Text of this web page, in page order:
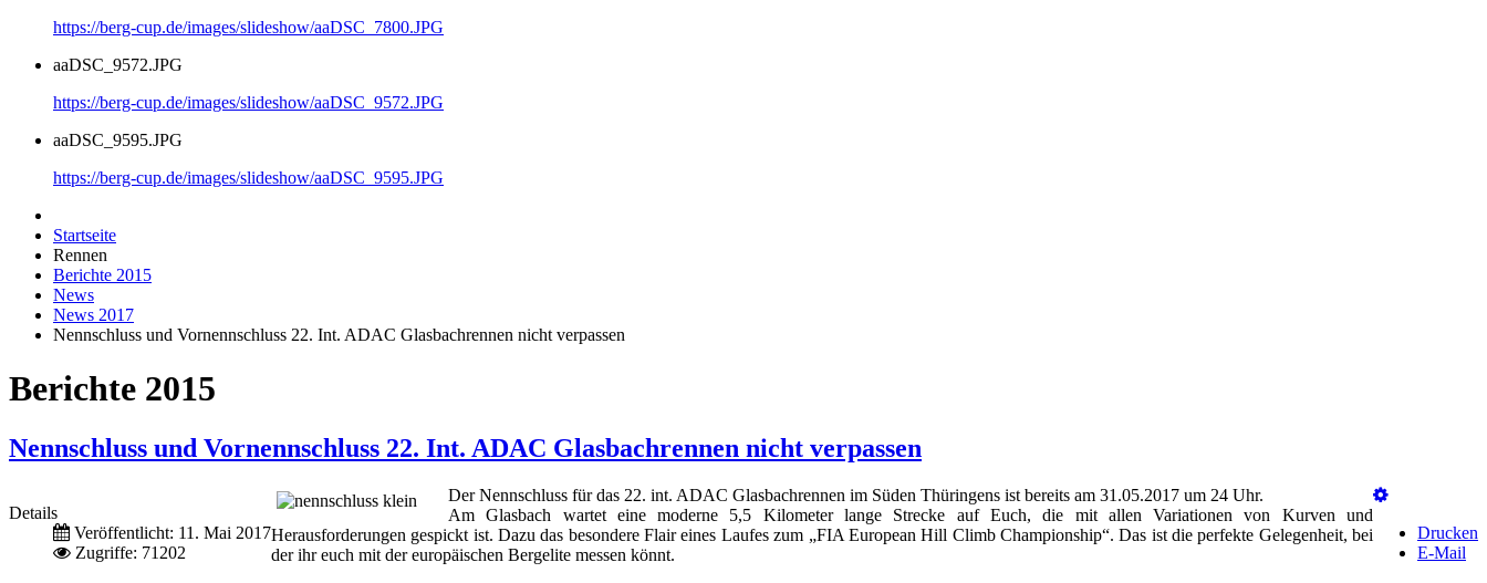
https://berg-cup.de/images/slideshow/aaDSC_7800.JPG
aaDSC_9572.JPG
https://berg-cup.de/images/slideshow/aaDSC_9572.JPG
aaDSC_9595.JPG
https://berg-cup.de/images/slideshow/aaDSC_9595.JPG
Startseite
Rennen
Berichte 2015
News
News 2017
Nennschluss und Vornennschluss 22. Int. ADAC Glasbachrennen nicht verpassen
Berichte 2015
Nennschluss und Vornennschluss 22. Int. ADAC Glasbachrennen nicht verpassen
Details
Veröffentlicht: 11. Mai 2017
Zugriffe: 71202
Drucken
E-Mail
Der Nennschluss für das 22. int. ADAC Glasbachrennen im Süden Thüringens ist bereits am 31.05.2017 um 24 Uhr.
Am Glasbach wartet eine moderne 5,5 Kilometer lange Strecke auf Euch, die mit allen Variationen von Kurven und
Herausforderungen gespickt ist. Dazu das besondere Flair eines Laufes zum „FIA European Hill Climb Championship“. Das ist die perfekte Gelegenheit, bei
der ihr euch mit der europäischen Bergelite messen könnt.